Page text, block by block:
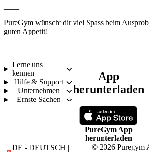
PureGym wünscht dir viel Spass beim
guten Appetit!
Lerne uns
kennen
Hilfe & Support
Unternehmen
Ernste Sachen
App
herunterladen
PureGym App
herunterladen
DE - DEUTSCH |
© 2026 Puregym